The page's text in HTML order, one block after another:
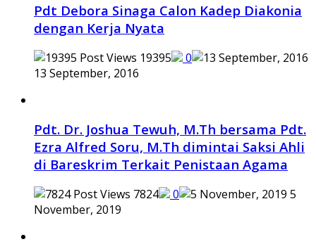
Pdt Debora Sinaga Calon Kadep Diakonia
dengan Kerja Nyata
19395
0
13 September, 2016
Pdt. Dr. Joshua Tewuh, M.Th bersama Pdt.
Ezra Alfred Soru, M.Th dimintai Saksi Ahli
di Bareskrim Terkait Penistaan Agama
7824 0
5
November, 2019